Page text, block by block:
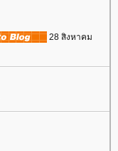
28 สิงหาคม